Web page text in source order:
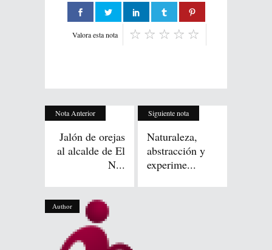
Valora esta nota
Nota Anterior
Jalón de orejas
al alcalde de El
N...
Siguiente nota
Naturaleza,
abstracción y
experime...
Author